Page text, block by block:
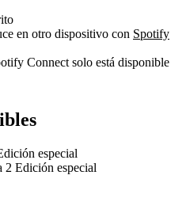
en otro dispositivo con Spotify
Connect solo está disponible
especial
2 Edición especial